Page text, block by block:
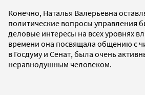
Конечно, Наталья Валерьевна
политические вопросы управления
деловые интересы на всех уровнях
времени она посвящала общению с
в Госдуму и Сенат, была очень
неравнодушным человеком.